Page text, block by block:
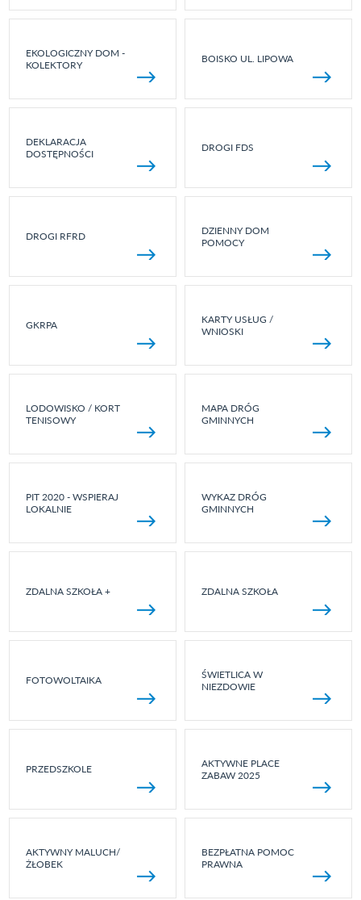
EKOLOGICZNY DOM -
KOLEKTORY
BOISKO UL. LIPOWA
DEKLARACJA
DOSTĘPNOŚCI
DROGI FDS
DROGI RFRD
DZIENNY DOM
POMOCY
GKRPA
KARTY USŁUG /
WNIOSKI
LODOWISKO / KORT
TENISOWY
MAPA DRÓG
GMINNYCH
PIT 2020 - WSPIERAJ
LOKALNIE
WYKAZ DRÓG
GMINNYCH
ZDALNA SZKOŁA + ZDALNA SZKOŁA
FOTOWOLTAIKA
ŚWIETLICA W
NIEZDOWIE
PRZEDSZKOLE
AKTYWNE PLACE
ZABAW 2025
AKTYWNY MALUCH/
ŻŁOBEK
BEZPŁATNA POMOC
PRAWNA